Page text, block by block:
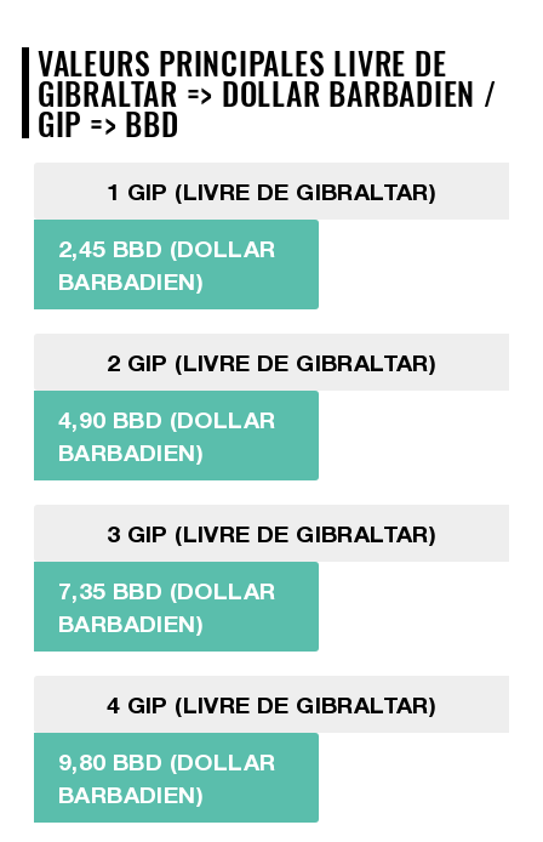
VALEURS PRINCIPALES LIVRE DE
GIBRALTAR => DOLLAR BARBADIEN /
GIP => BBD
1 GIP (LIVRE DE GIBRALTAR)
2,45 BBD (DOLLAR
BARBADIEN)
2 GIP (LIVRE DE GIBRALTAR)
4,90 BBD (DOLLAR
BARBADIEN)
3 GIP (LIVRE DE GIBRALTAR)
7,35 BBD (DOLLAR
BARBADIEN)
4 GIP (LIVRE DE GIBRALTAR)
9,80 BBD (DOLLAR
BARBADIEN)